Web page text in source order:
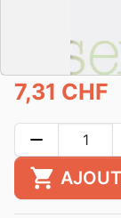
7,31 CHF
remove
shopping_cart